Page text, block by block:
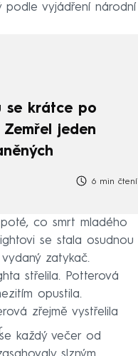
podle vyjádření národní
se krátce po
jeden
6 min čtení
co smrt mladého
se stala osudnou
zatykač.
střelila. Potterová
opustila.
zřejmě vystřelila
každý večer od